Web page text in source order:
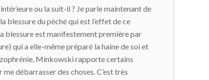
ou la suit-il ? Je parle maintenant de
blessure du péché qui est l’effet de ce
blessure est manifestement première par
qui a elle-même préparé la haine de soi et
Minkowski rapporte certains
débarrasser des choses. C’est très